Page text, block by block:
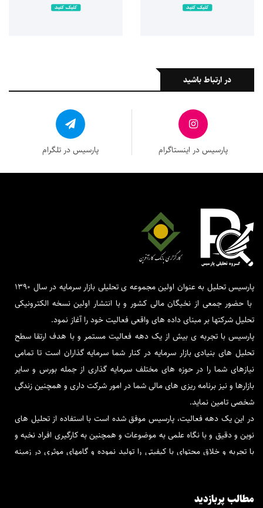
در ارتباط باشید
پارسیس در اینستاگرام پارسیس در تلگرام
پارسیس تحلیل به عنوان اولین مجموعه ی تحلیلی بازار سرمایه در سال 1390
با حضور جمعی از نخبگان مالی کشور و با انتشار اولین نسخه الکترونیکی
تحلیل شرکتها بر مبنای داده های واقعی فعالیت خود را آغاز نمود.
پارسیس با تجربه ی بیش از یک دهه فعالیت مستمر و با هدف ارتقا سطح
تحلیل های بنیادی بازار سرمایه در کنار شما سرمایه گذاران است تا تمامی
نیازهای شما را در حوزه های مختلف سرمایه گذاری از جمله بورس و سایر
بازارها و نیز برنامه ریزی های مالی شما در امور شرکت داری و همچنین زندگی
شخصی تامین نماید.
در این یک دهه فعالیت، پارسیس موفق شده است با استفاده از تحلیل های
نوین و دقیق و با نگاه علمی به موضوعات و همچنین به کارگیری افراد نخبه و
با تجربه و خلاق محتوای با کیفیتی را تولید نموده و گامهای موثری در زمینه
کمترین زمان در اختیار شما قرار دهد و در جهت پیشرفت مالی و بازدهی
مطالب پربازدید